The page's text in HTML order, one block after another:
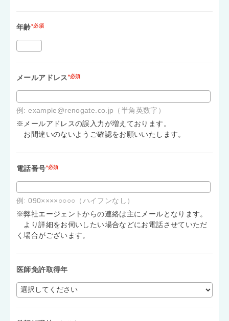
年齢*必須
メールアドレス*必須
例: example@renogate.co.jp（半角英数字）
※メールアドレスの誤入力が増えております。
お間違いのないようご確認をお願いいたします。
電話番号*必須
例: 090××××○○○○（ハイフンなし）
※弊社エージェントからの連絡は主にメールとなります。
より詳細をお伺いしたい場合などにお電話させていただ
く場合がございます。
医師免許取得年